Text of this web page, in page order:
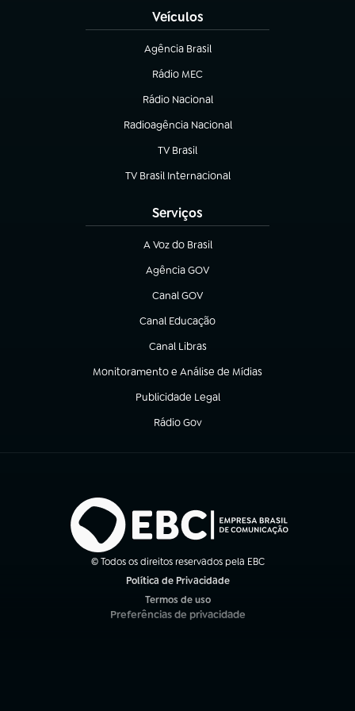
Veículos
Agência Brasil
(abre em nova aba)
Rádio MEC
(abre em nova aba)
Rádio Nacional
Radioagência Nacional
(abre em nova aba)
TV Brasil
(abre em nova aba)
TV Brasil Internacional
(abre em nova aba)
Serviços
A Voz do Brasil
(abre em nova aba)
Agência GOV
(abre em nova aba)
Canal GOV
(abre em nova aba)
Canal Educação
(abre em nova aba)
Canal Libras
(abre em nova aba)
Monitoramento e Análise de Mídias
(abre em nova aba)
Publicidade Legal
(abre em nova aba)
Rádio Gov
(abre em nova aba)
© Todos os direitos reservados pela EBC
Política de Privacidade
Termos de uso
(abre em nova aba)
Preferências de privacidade